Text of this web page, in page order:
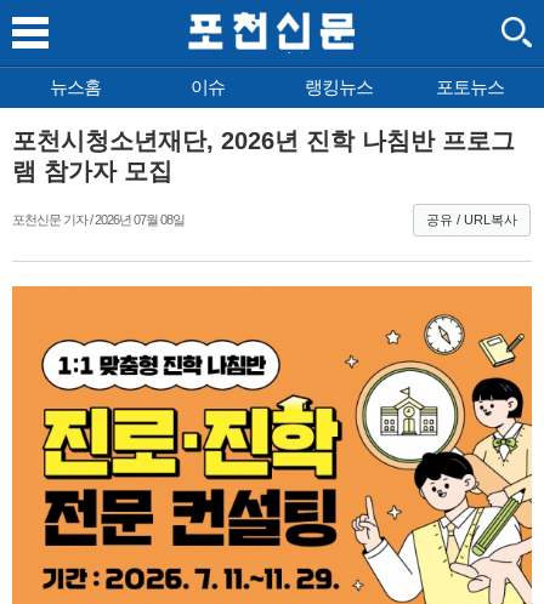
뉴스홈 이슈 랭킹뉴스 포토뉴스
포천시청소년재단, 2026년 진학 나침반 프로그
램 참가자 모집
포천신문 기자 / 2026년 07월 08일 공유 / URL복사